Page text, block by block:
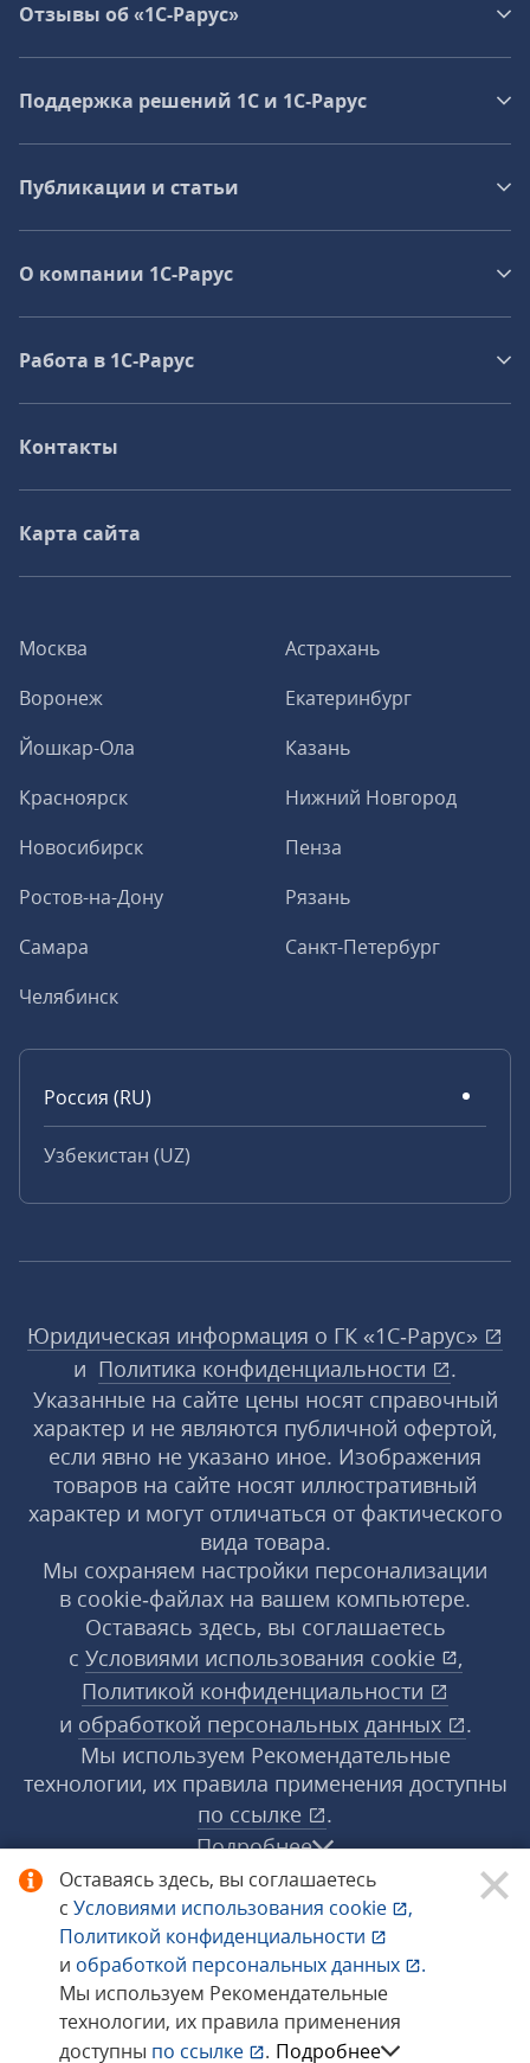
Оставаясь здесь, вы соглашаетесь
с Условиями использования cookie
,
Политикой конфиденциальности
и обработкой персональных данных
.
Мы используем Рекомендательные
технологии, их правила применения
доступны по ссылке . Подробнее
Москва
Астрахань
Воронеж
Екатеринбург
Йошкар-Ола
Казань
Красноярск
Нижний Новгород
Новосибирск
Пенза
Ростов-на-Дону
Рязань
Самара
Санкт-Петербург
Челябинск
Россия (RU)
Узбекистан (UZ)
Отзывы об «1С-Рарус»
Поддержка решений 1С и 1С‑Рарус
Публикации и статьи
О компании 1C-Рарус
Работа в 1С‑Рарус
Контакты
Карта сайта
Юридическая информация о ГК «1С‑Рарус»
и Политика конфиденциальности
.
Указанные на сайте цены носят справочный
характер и не являются публичной офертой,
если явно не указано иное. Изображения
товаров на сайте носят иллюстративный
характер и могут отличаться от фактического
вида товара.
Мы сохраняем настройки персонализации
в cookie‑файлах на вашем компьютере.
Оставаясь здесь, вы соглашаетесь
с Условиями использования cookie
,
Политикой конфиденциальности
и обработкой персональных данных
.
Мы используем Рекомендательные
технологии, их правила применения доступны
по ссылке
.
Подробнее
© 1998−2026 «1С‑Рарус» ®. Все права
защищены.
Сообщить об ошибке